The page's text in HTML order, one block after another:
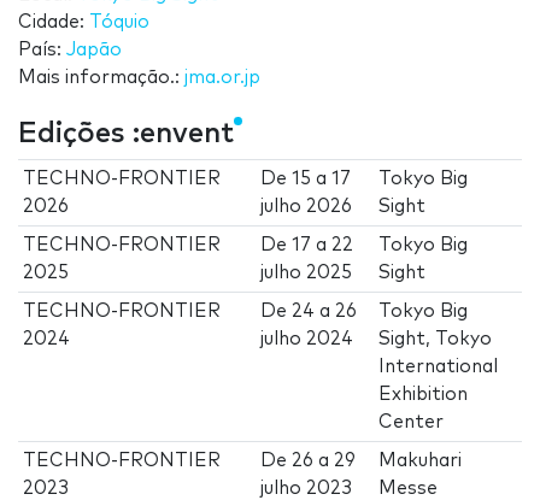
Cidade:
Tóquio
País: Japão
Mais informação.: jma.or.jp
Edições :envent
TECHNO-FRONTIER
2026
De15 a17
julho 2026
Tokyo Big
Sight
TECHNO-FRONTIER
2025
De17 a 22
julho 2025
Tokyo Big
Sight
TECHNO-FRONTIER
2024
De 24 a 26
julho 2024
Tokyo Big
Sight, Tokyo
International
Exhibition
Center
TECHNO-FRONTIER
2023
De 26 a 29
julho 2023
Makuhari
Messe